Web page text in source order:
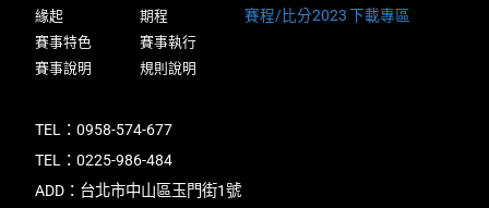
緣起
賽事特色
賽事說明
期程
賽事執行
規則說明
賽程/比分2023下載專區
TEL：0958-574-677
TEL：0225-986-484
ADD：台北市中山區玉門街1號